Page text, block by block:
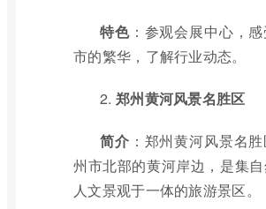
特色：参观会展中心，
市的繁华，了解行业动态。
2. 郑州黄河风景名胜区
简介 ：郑州黄河风景名
州市北部的黄河岸边，是集自
人文景观于一体的旅游景区。